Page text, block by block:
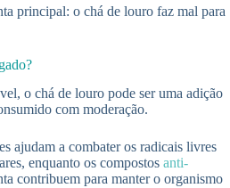
principal: o chá de louro faz mal para
o chá de louro pode ser uma adição
com moderação.
ajudam a combater os radicais livres
enquanto os compostos anti-
contribuem para manter o organismo